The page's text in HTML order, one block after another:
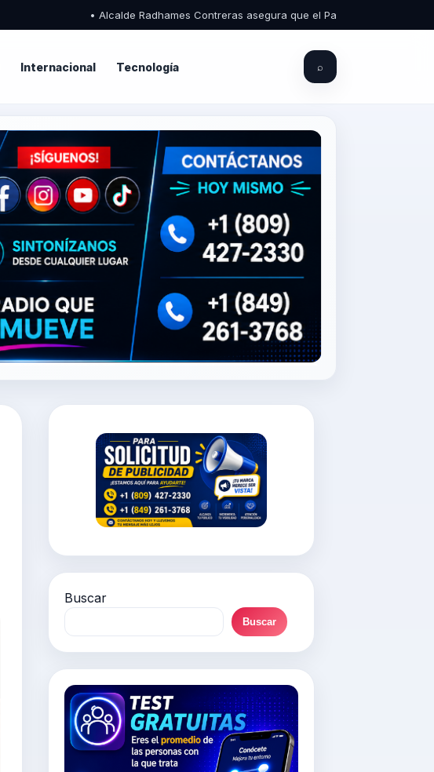
• Alcalde Radhames Contreras asegura que el Palacio Municipal de Piedra
Internacional Tecnología ⌕
Buscar
Buscar